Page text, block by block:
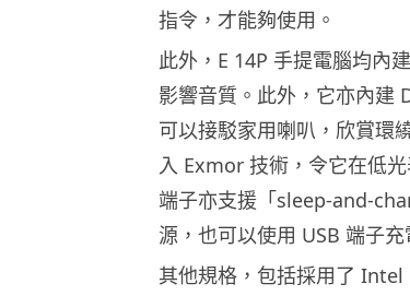
指令，才能夠使用。
此外，E 14P 手提電腦均內
影響音質。此外，它亦內建
可以接駁家用喇叭，欣賞環
入 Exmor 技術，令它在低
端子亦支援「sleep-and-
源，也可以使用 USB 端子充
其他規格，包括採用了 Intel